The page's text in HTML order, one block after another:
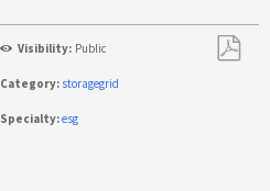
Visibility: Public
Category: storagegrid
Specialty:esg